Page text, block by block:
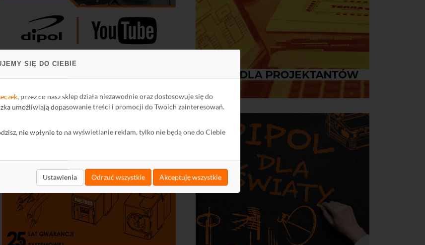
SIĘ DO CIEBIE
, przez co nasz sklep działa niezawodnie oraz dostosowuje się do
umożliwiają dopasowanie treści i promocji do Twoich zainteresowań.
nie wpłynie to na wyświetlanie reklam, tylko nie będą one do Ciebie
Ustawienia Odrzuć wszystkie Akceptuję wszystkie